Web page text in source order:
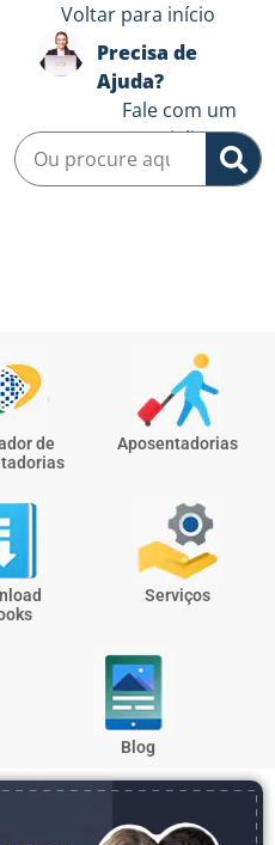
Voltar para início
Precisa de
Ajuda?
Fale com um
especialista ↗️
de
Aposentadorias
Serviços
Blog